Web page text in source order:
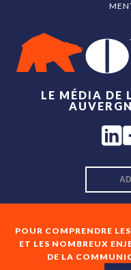
POUR COMPRENDRE
ET LES NOMBREUX
DE LA
LE MÉDIA DE
En cochant cette